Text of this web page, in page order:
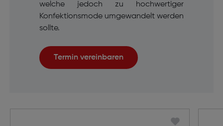
welche jedoch zu hochwertiger
Konfektionsmode umgewandelt werden
sollte.
Termin vereinbaren